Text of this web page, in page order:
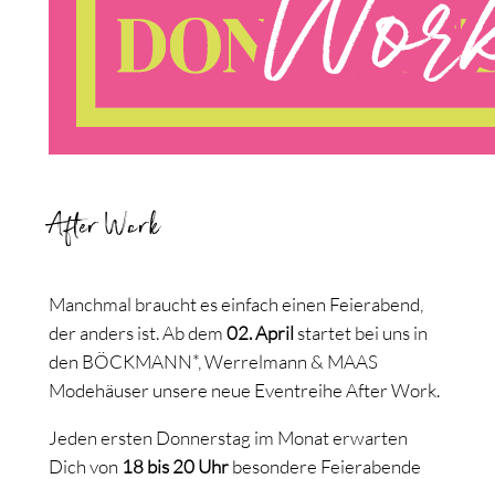
After Work
Manchmal braucht es einfach einen Feierabend,
der anders ist. Ab dem02. Aprilstartet bei uns in
den BÖCKMANN*, Werrelmann & MAAS
Modehäuser unsere neue Eventreihe After Work.
Jeden ersten Donnerstag im Monat erwarten
Dich von 18 bis 20 Uhrbesondere Feierabende